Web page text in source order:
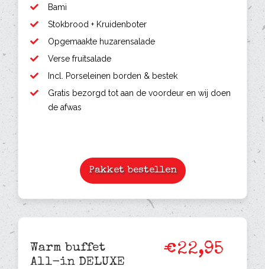
Bami
Stokbrood + Kruidenboter
Opgemaakte huzarensalade
Verse fruitsalade
Incl. Porseleinen borden & bestek
Gratis bezorgd tot aan de voordeur en wij doen
de afwas
Pakket bestellen
Warm buffet
All-in DELUXE
€22,95